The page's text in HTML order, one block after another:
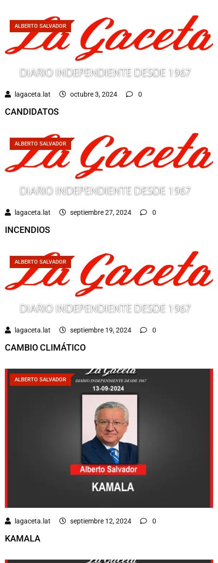
ALBERTO SALVADOR
lagaceta.lat octubre 3, 2024 0
CANDIDATOS
ALBERTO SALVADOR
lagaceta.lat septiembre 27, 2024 0
INCENDIOS
ALBERTO SALVADOR
lagaceta.lat septiembre 19, 2024 0
CAMBIO CLIMÁTICO
ALBERTO SALVADOR
lagaceta.lat septiembre 12, 2024 0
KAMALA